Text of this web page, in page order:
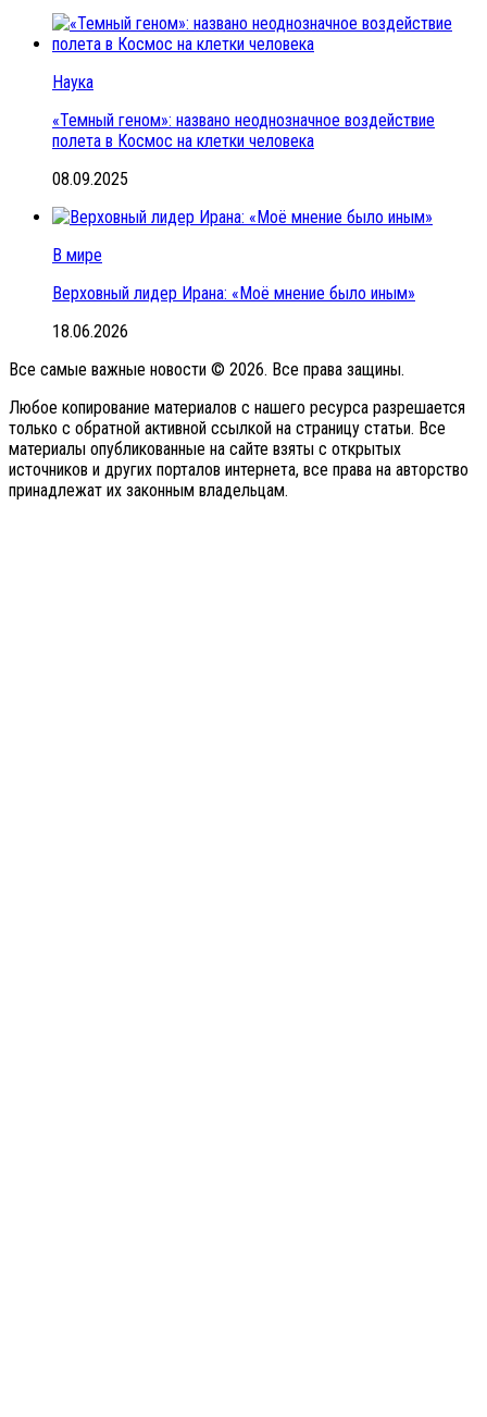
Наука
«Темный геном»: названо неоднозначное воздействие
полета в Космос на клетки человека
08.09.2025
В мире
Верховный лидер Ирана: «Моё мнение было иным»
18.06.2026
Все самые важные новости © 2026. Все права защины.
Любое копирование материалов с нашего ресурса разрешается
только с обратной активной ссылкой на страницу статьи. Все
материалы опубликованные на сайте взяты с открытых
источников и других порталов интернета, все права на авторство
принадлежат их законным владельцам.